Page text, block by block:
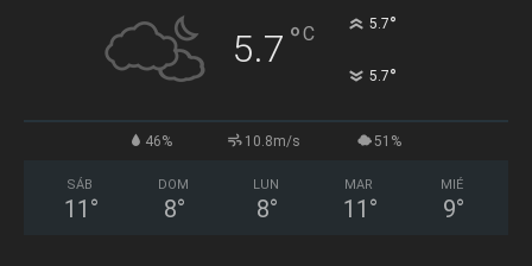
5.7 °C 5.7°
5.7°
46% 10.8m/s 51%
SÁB
11 °
DOM
8°
LUN
8°
MAR
11 °
MIÉ
9°